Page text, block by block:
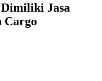
Jasa
Cargo